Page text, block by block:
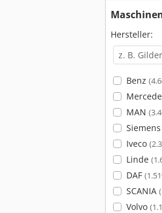
Hersteller:
Benz
MAN
Siemens
Iveco
Linde
DAF
SCANIA
Volvo